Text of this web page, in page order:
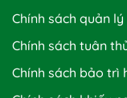
Chính sách quản
Chính sách tuân
Chính sách bảo trì